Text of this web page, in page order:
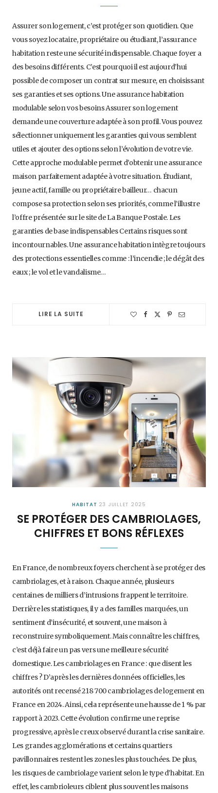
Assurer son logement, c’est protéger son quotidien. Que
vous soyez locataire, propriétaire ou étudiant, l’assurance
habitation reste une sécurité indispensable. Chaque foyer a
des besoins différents. C’est pourquoi il est aujourd’hui
possible de composer un contrat sur mesure, en choisissant
ses garanties et ses options. Une assurance habitation
modulable selon vos besoins Assurer son logement
demande une couverture adaptée à son profil. Vous pouvez
sélectionner uniquement les garanties qui vous semblent
utiles et ajouter des options selon l’évolution de votre vie.
Cette approche modulable permet d’obtenir une assurance
maison parfaitement adaptée à votre situation. Étudiant,
jeune actif, famille ou propriétaire bailleur… chacun
compose sa protection selon ses priorités, comme l’illustre
l’offre présentée sur le site de La Banque Postale. Les
garanties de base indispensables Certains risques sont
incontournables. Une assurance habitation intègre toujours
des protections essentielles comme : l’incendie ; le dégât des
eaux ; le vol et le vandalisme…
LIRE LA SUITE
HABITAT 23 JUILLET 2025
SE PROTÉGER DES CAMBRIOLAGES,
CHIFFRES ET BONS RÉFLEXES
En France, de nombreux foyers cherchent à se protéger des
cambriolages, et à raison. Chaque année, plusieurs
centaines de milliers d’intrusions frappent le territoire.
Derrière les statistiques, il y a des familles marquées, un
sentiment d’insécurité, et souvent, une maison à
reconstruire symboliquement. Mais connaître les chiffres,
c’est déjà faire un pas vers une meilleure sécurité
domestique. Les cambriolages en France : que disent les
chiffres ? D’après les dernières données officielles, les
autorités ont recensé 218 700 cambriolages de logement en
France en 2024. Ainsi, cela représente une hausse de 1 % par
rapport à 2023. Cette évolution confirme une reprise
progressive, après le creux observé durant la crise sanitaire.
Les grandes agglomérations et certains quartiers
pavillonnaires restent les zones les plus touchées. De plus,
les risques de cambriolage varient selon le type d’habitat. En
effet, les cambrioleurs ciblent plus souvent les maisons